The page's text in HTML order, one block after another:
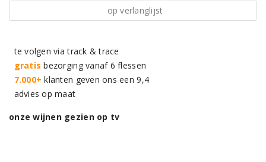
op verlanglijst
te volgen via track & trace
gratis bezorging vanaf 6 flessen
7.000+ klanten geven ons een 9,4
advies op maat
onze wijnen gezien op tv